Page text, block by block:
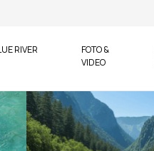
RIVER
FOTO &
VIDEO